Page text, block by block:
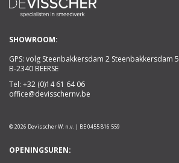
SHOWROOM:
GPS: volg Steenbakkersdam 2 Steenbakkersdam 5
B-2340 BEERSE
Tel: +32 (0)14 61 64 06
office@devisschernv.be
© 2026 Devisscher W. n.v. | BE 0455 816 559
OPENINGSUREN: